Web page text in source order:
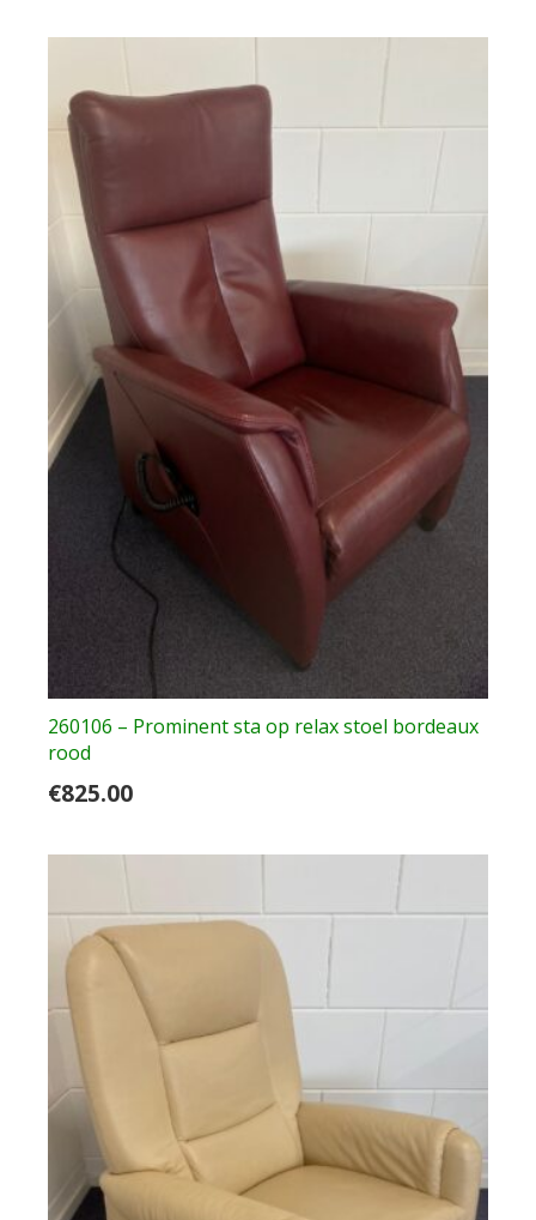
260106 – Prominent sta op relax stoel bordeaux
rood
€825.00